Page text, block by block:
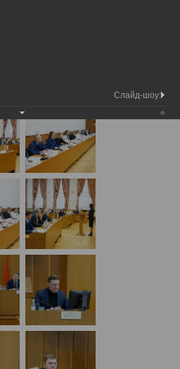
Слайд-шоу: